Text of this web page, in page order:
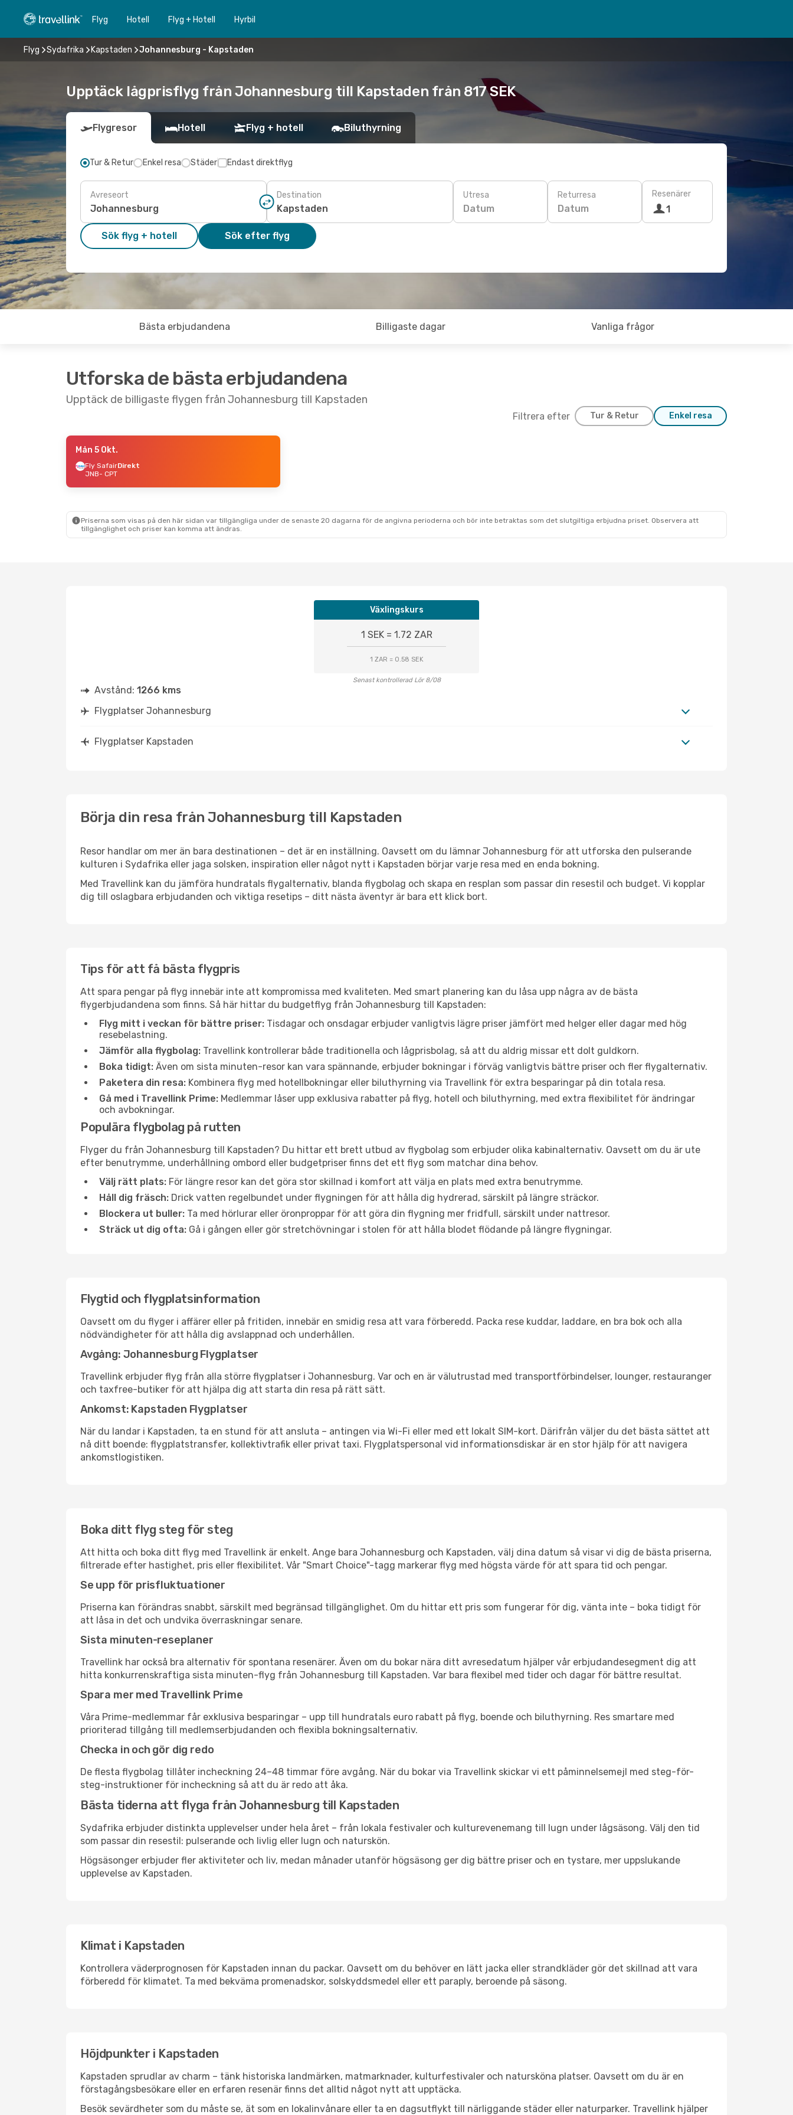
Flyg Hotell Flyg + Hotell Hyrbil
Flyg Sydafrika Kapstaden Johannesburg - Kapstaden
Upptäck lågprisflyg från Johannesburg till Kapstaden från 817 SEK
Flygresor Hotell Flyg + hotell Biluthyrning
Tur & Retur Enkel resa Städer Endast direktflyg
Avreseort Destination Utresa
Datum
Returresa
Datum
Resenärer
1
Sök flyg + hotell Sök efter flyg
Bästa erbjudandena Billigaste dagar Vanliga frågor
Utforska de bästa erbjudandena
Upptäck de billigaste flygen från Johannesburg till Kapstaden
Filtrera efter Tur & Retur Enkel resa
- Sön 16 Aug.
Mån 5 Okt.
Fly SafairDirekt
JNB- CPT
Priserna som visas på den här sidan var tillgängliga under de senaste 20 dagarna för de angivna perioderna och bör inte betraktas som det slutgiltiga erbjudna priset. Observera att
tillgänglighet och priser kan komma att ändras.
Växlingskurs
1 SEK = 1.72 ZAR
1 ZAR = 0.58 SEK
Senast kontrollerad Lör 8/08
Avstånd: 1266 kms
Flygplatser Johannesburg
Flygplatser Kapstaden
Börja din resa från Johannesburg till Kapstaden
Resor handlar om mer än bara destinationen – det är en inställning. Oavsett om du lämnar Johannesburg för att utforska den pulserande
kulturen i Sydafrika eller jaga solsken, inspiration eller något nytt i Kapstaden börjar varje resa med en enda bokning.
Med Travellink kan du jämföra hundratals flygalternativ, blanda flygbolag och skapa en resplan som passar din resestil och budget. Vi kopplar
dig till oslagbara erbjudanden och viktiga resetips – ditt nästa äventyr är bara ett klick bort.
Tips för att få bästa flygpris
Att spara pengar på flyg innebär inte att kompromissa med kvaliteten. Med smart planering kan du låsa upp några av de bästa
flygerbjudandena som finns. Så här hittar du budgetflyg från Johannesburg till Kapstaden:
Flyg mitt i veckan för bättre priser: Tisdagar och onsdagar erbjuder vanligtvis lägre priser jämfört med helger eller dagar med hög
resebelastning.
Jämför alla flygbolag: Travellink kontrollerar både traditionella och lågprisbolag, så att du aldrig missar ett dolt guldkorn.
Boka tidigt: Även om sista minuten-resor kan vara spännande, erbjuder bokningar i förväg vanligtvis bättre priser och fler flygalternativ.
Paketera din resa: Kombinera flyg med hotellbokningar eller biluthyrning via Travellink för extra besparingar på din totala resa.
Gå med i Travellink Prime: Medlemmar låser upp exklusiva rabatter på flyg, hotell och biluthyrning, med extra flexibilitet för ändringar
och avbokningar.
Populära flygbolag på rutten
Flyger du från Johannesburg till Kapstaden? Du hittar ett brett utbud av flygbolag som erbjuder olika kabinalternativ. Oavsett om du är ute
efter benutrymme, underhållning ombord eller budgetpriser finns det ett flyg som matchar dina behov.
Välj rätt plats: För längre resor kan det göra stor skillnad i komfort att välja en plats med extra benutrymme.
Håll dig fräsch: Drick vatten regelbundet under flygningen för att hålla dig hydrerad, särskilt på längre sträckor.
Blockera ut buller: Ta med hörlurar eller öronproppar för att göra din flygning mer fridfull, särskilt under nattresor.
Sträck ut dig ofta: Gå i gången eller gör stretchövningar i stolen för att hålla blodet flödande på längre flygningar.
Flygtid och flygplatsinformation
Oavsett om du flyger i affärer eller på fritiden, innebär en smidig resa att vara förberedd. Packa rese kuddar, laddare, en bra bok och alla
nödvändigheter för att hålla dig avslappnad och underhållen.
Avgång: Johannesburg Flygplatser
Travellink erbjuder flyg från alla större flygplatser i Johannesburg. Var och en är välutrustad med transportförbindelser, lounger, restauranger
och taxfree-butiker för att hjälpa dig att starta din resa på rätt sätt.
Ankomst: Kapstaden Flygplatser
När du landar i Kapstaden, ta en stund för att ansluta – antingen via Wi-Fi eller med ett lokalt SIM-kort. Därifrån väljer du det bästa sättet att
nå ditt boende: flygplatstransfer, kollektivtrafik eller privat taxi. Flygplatspersonal vid informationsdiskar är en stor hjälp för att navigera
ankomstlogistiken.
Boka ditt flyg steg för steg
Att hitta och boka ditt flyg med Travellink är enkelt. Ange bara Johannesburg och Kapstaden, välj dina datum så visar vi dig de bästa priserna,
filtrerade efter hastighet, pris eller flexibilitet. Vår "Smart Choice"-tagg markerar flyg med högsta värde för att spara tid och pengar.
Se upp för prisfluktuationer
Priserna kan förändras snabbt, särskilt med begränsad tillgänglighet. Om du hittar ett pris som fungerar för dig, vänta inte – boka tidigt för
att låsa in det och undvika överraskningar senare.
Sista minuten-reseplaner
Travellink har också bra alternativ för spontana resenärer. Även om du bokar nära ditt avresedatum hjälper vår erbjudandesegment dig att
hitta konkurrenskraftiga sista minuten-flyg från Johannesburg till Kapstaden. Var bara flexibel med tider och dagar för bättre resultat.
Spara mer med Travellink Prime
Våra Prime-medlemmar får exklusiva besparingar – upp till hundratals euro rabatt på flyg, boende och biluthyrning. Res smartare med
prioriterad tillgång till medlemserbjudanden och flexibla bokningsalternativ.
Checka in och gör dig redo
De flesta flygbolag tillåter incheckning 24–48 timmar före avgång. När du bokar via Travellink skickar vi ett påminnelsemejl med steg-för-
steg-instruktioner för incheckning så att du är redo att åka.
Bästa tiderna att flyga från Johannesburg till Kapstaden
Sydafrika erbjuder distinkta upplevelser under hela året – från lokala festivaler och kulturevenemang till lugn under lågsäsong. Välj den tid
som passar din resestil: pulserande och livlig eller lugn och naturskön.
Högsäsonger erbjuder fler aktiviteter och liv, medan månader utanför högsäsong ger dig bättre priser och en tystare, mer uppslukande
upplevelse av Kapstaden.
Klimat i Kapstaden
Kontrollera väderprognosen för Kapstaden innan du packar. Oavsett om du behöver en lätt jacka eller strandkläder gör det skillnad att vara
förberedd för klimatet. Ta med bekväma promenadskor, solskyddsmedel eller ett paraply, beroende på säsong.
Höjdpunkter i Kapstaden
Kapstaden sprudlar av charm – tänk historiska landmärken, matmarknader, kulturfestivaler och natursköna platser. Oavsett om du är en
förstagångsbesökare eller en erfaren resenär finns det alltid något nytt att upptäcka.
Besök sevärdheter som du måste se, ät som en lokalinvånare eller ta en dagsutflykt till närliggande städer eller naturparker. Travellink hjälper